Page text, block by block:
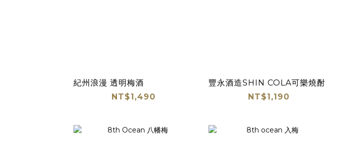
紀州浪漫 透明梅酒
NT$1,490
豐永酒造SHIN COLA可樂燒酎
NT$1,190